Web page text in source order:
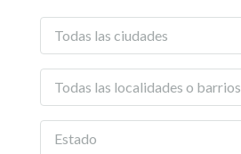
Todas las ciudades
Todas las localidades o barrios
Estado